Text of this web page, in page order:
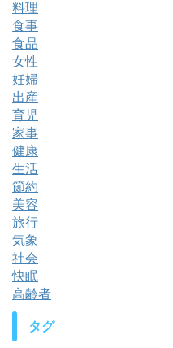
料理
食事
食品
女性
妊婦
出産
育児
家事
健康
生活
節約
美容
旅行
気象
社会
快眠
高齢者
タグ